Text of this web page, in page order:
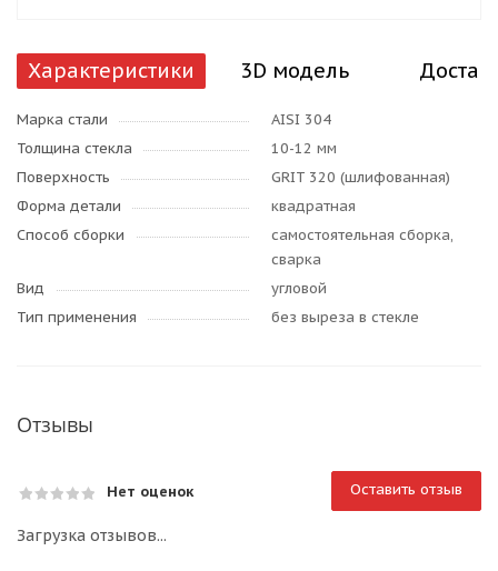
Характеристики 3D модель
Марка стали
AISI 304
Толщина стекла
10-12 мм
Поверхность
GRIT 320 (шлифованная)
Форма детали
квадратная
Способ сборки
самостоятельная сборка,
сварка
Вид
угловой
Тип применения
без выреза в стекле
Отзывы
Нет оценок Оставить отзыв
Загрузка отзывов...